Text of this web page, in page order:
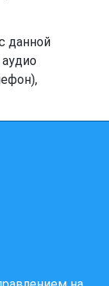
данной